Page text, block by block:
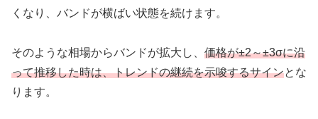
くなり、バンドが横ばい状態を続けます。
そのような相場からバンドが拡大し、 価格が±2～±3σに沿
って推移した時は、トレンドの継続を示唆するサインとな
ります。